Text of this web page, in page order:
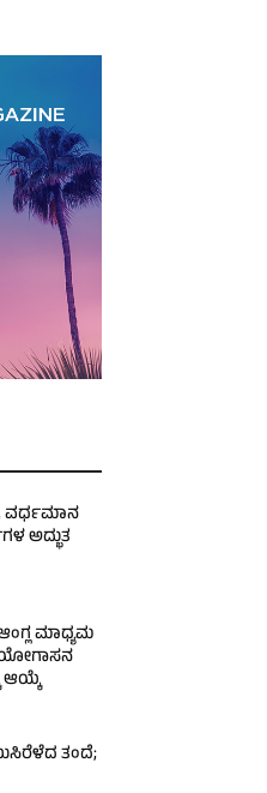
ವರ್ಧಮಾನ
ಅದ್ಭುತ
ಮಾಧ್ಯಮ
ಯೋಗಾಸನ
ಆಯ್ಕೆ
ತಂದೆ;